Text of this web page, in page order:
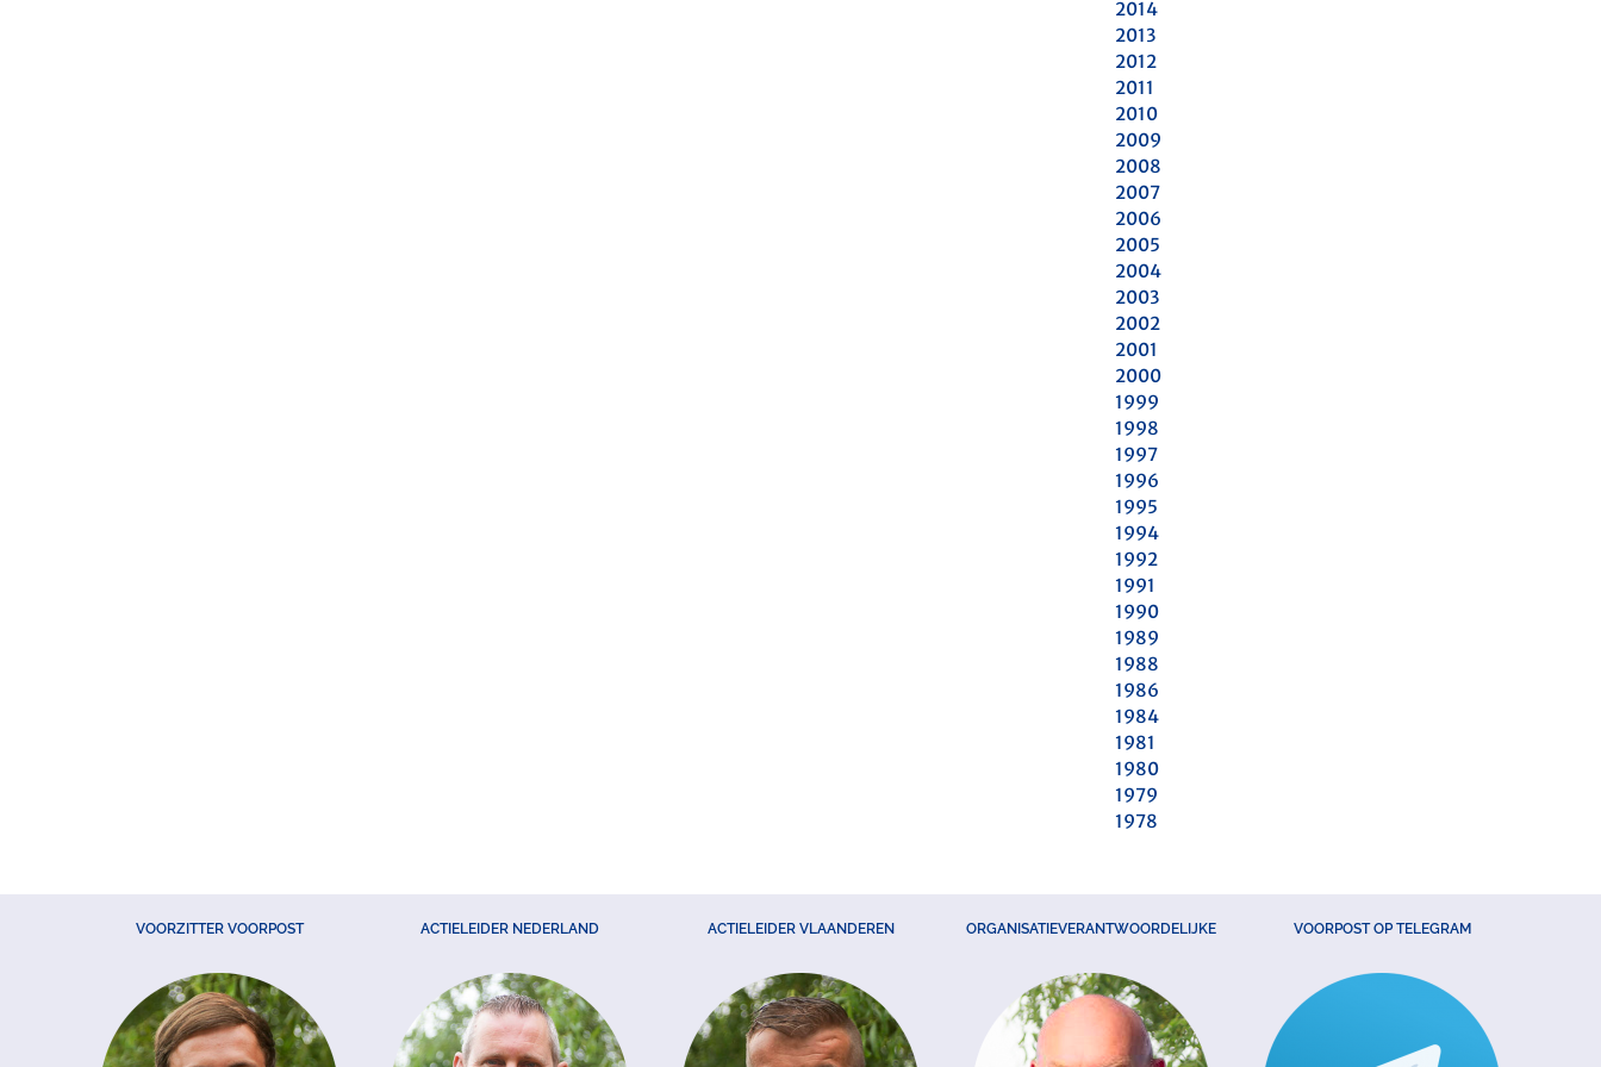
2014
2013
2012
2011
2010
2009
2008
2007
2006
2005
2004
2003
2002
2001
2000
1999
1998
1997
1996
1995
1994
1992
1991
1990
1989
1988
1986
1984
1981
1980
1979
1978
VOORZITTER VOORPOST ACTIELEIDER NEDERLAND ACTIELEIDER VLAANDEREN ORGANISATIEVERANTWOORDELIJKE VOORPOST OP TELEGRAM